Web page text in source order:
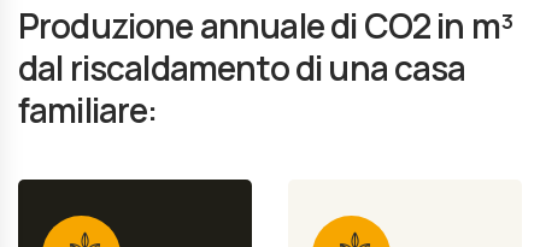
Produzione annuale di CO2 in m³
dal riscaldamento di una casa
familiare: